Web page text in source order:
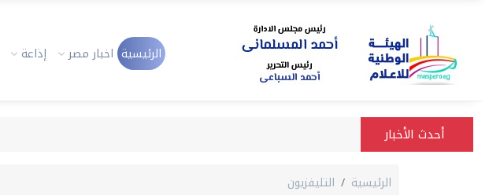
الرئيسية اخبار مصر إذاعة
أحدث الأخبار
الرئيسية التليفزيون